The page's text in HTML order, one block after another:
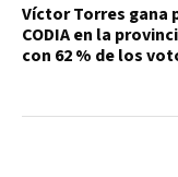
Víctor Torres gana
CODIA en la
con 62 % de los